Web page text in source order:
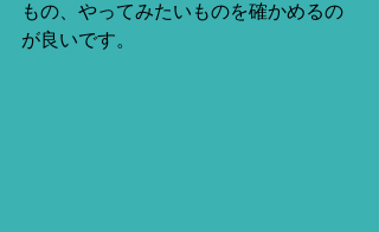
もの、やってみたいものを確かめるの
が良いです。